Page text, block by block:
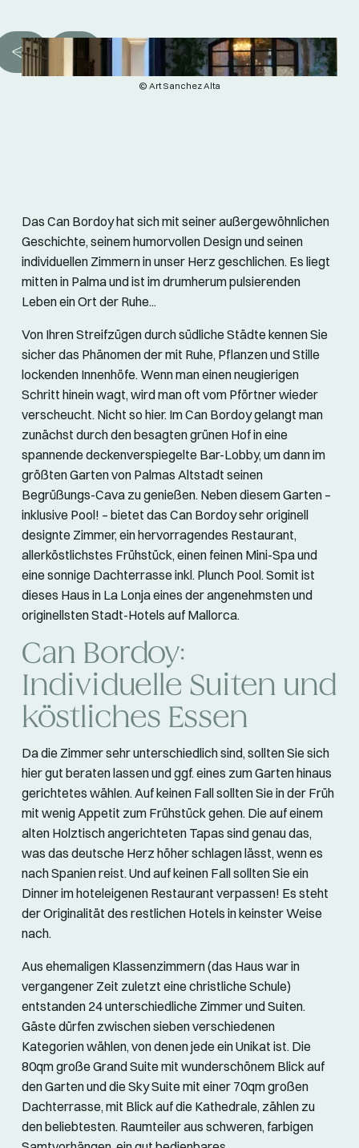
© Art Sanchez Alta
Das Can Bordoy hat sich mit seiner außergewöhnlichen
Geschichte, seinem humorvollen Design und seinen
individuellen Zimmern in unser Herz geschlichen. Es liegt
mitten in Palma und ist im drumherum pulsierenden
Leben ein Ort der Ruhe...
Von Ihren Streifzügen durch südliche Städte kennen Sie
sicher das Phänomen der mit Ruhe, Pflanzen und Stille
lockenden Innenhöfe. Wenn man einen neugierigen
Schritt hinein wagt, wird man oft vom Pförtner wieder
verscheucht. Nicht so hier. Im Can Bordoy gelangt man
zunächst durch den besagten grünen Hof in eine
spannende deckenverspiegelte Bar-Lobby, um dann im
größten Garten von Palmas Altstadt seinen
Begrüßungs-Cava zu genießen. Neben diesem Garten –
inklusive Pool! – bietet das Can Bordoy sehr originell
designte Zimmer, ein hervorragendes Restaurant,
allerköstlichstes Frühstück, einen feinen Mini-Spa und
eine sonnige Dachterrasse inkl. Plunch Pool. Somit ist
dieses Haus in La Lonja eines der angenehmsten und
originellsten Stadt-Hotels auf Mallorca.
Can Bordoy:
Individuelle Suiten und
köstliches Essen
Da die Zimmer sehr unterschiedlich sind, sollten Sie sich
hier gut beraten lassen und ggf. eines zum Garten hinaus
gerichtetes wählen. Auf keinen Fall sollten Sie in der Früh
mit wenig Appetit zum Frühstück gehen. Die auf einem
alten Holztisch angerichteten Tapas sind genau das,
was das deutsche Herz höher schlagen lässt, wenn es
nach Spanien reist. Und auf keinen Fall sollten Sie ein
Dinner im hoteleigenen Restaurant verpassen! Es steht
der Originalität des restlichen Hotels in keinster Weise
nach.
Aus ehemaligen Klassenzimmern (das Haus war in
vergangener Zeit zuletzt eine christliche Schule)
entstanden 24 unterschiedliche Zimmer und Suiten.
Gäste dürfen zwischen sieben verschiedenen
Kategorien wählen, von denen jede ein Unikat ist. Die
80qm große Grand Suite mit wunderschönem Blick auf
den Garten und die Sky Suite mit einer 70qm großen
Dachterrasse, mit Blick auf die Kathedrale, zählen zu
den beliebtesten. Raumteiler aus schweren, farbigen